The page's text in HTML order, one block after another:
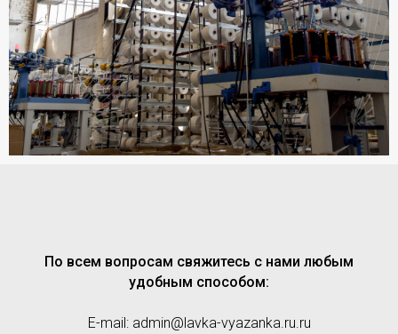
По всем вопросам свяжитесь с нами любым
удобным способом:
E-mail: admin@lavka-vyazanka.ru.ru